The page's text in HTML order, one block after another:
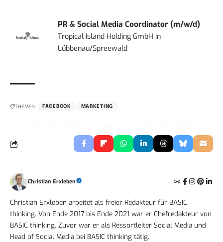
PR & Social Media Coordinator (m/w/d)
Tropical Island Holding GmbH in
Lübbenau/Spreewald
THEMEN: FACEBOOK MARKETING
Christian Erxleben
Christian Erxleben arbeitet als freier Redakteur für BASIC
thinking. Von Ende 2017 bis Ende 2021 war er Chefredakteur von
BASIC thinking. Zuvor war er als Ressortleiter Social Media und
Head of Social Media bei BASIC thinking tätig.